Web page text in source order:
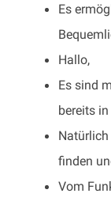
Es
Hallo,
Es sind
bereits
finden
Vom